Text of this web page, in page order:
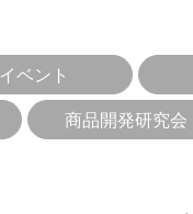
イベント
商品開発研究会